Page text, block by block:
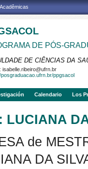
DE PÓS-
DE CIÊNCIAS DA
isabelle.ribeiro@ufrn.br
ppgsacol
Calendario Los
de
DA